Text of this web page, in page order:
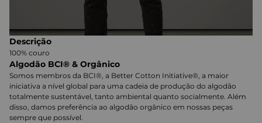
Descrição
100% couro
Algodão BCI® & Orgânico
Somos membros da BCI®, a Better Cotton Initiative®, a maior
iniciativa a nível global para uma cadeia de produção do algodão
totalmente sustentável, tanto ambiental quanto socialmente. Além
disso, damos preferência ao algodão orgânico em nossas peças
sempre que possível.